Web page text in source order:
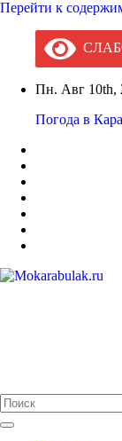
Перейти к
Пн. Авг 10th,
Погода в